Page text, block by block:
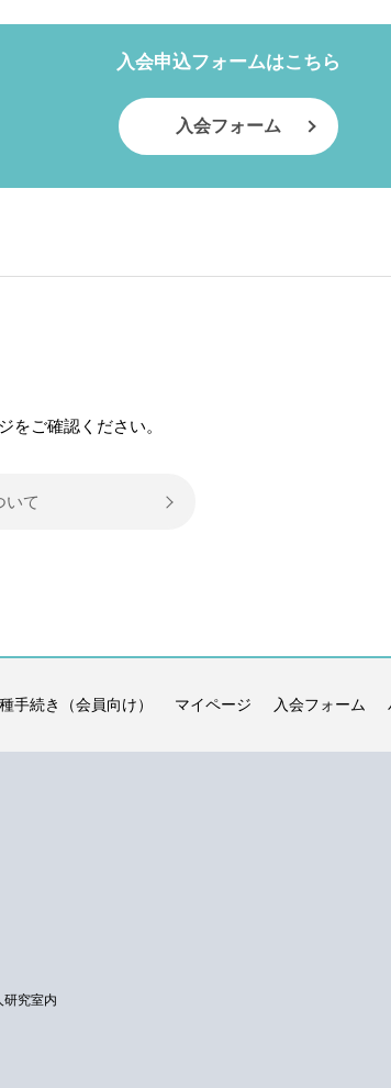
入会申込フォームはこちら
入会フォーム
をご確認ください。
いて
手続き（会員向け） マイページ 入会フォーム
究室内